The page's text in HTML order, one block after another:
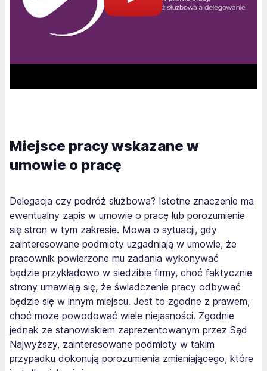
Miejsce pracy wskazane w
umowie o pracę
Delegacja czy podróż służbowa? Istotne znaczenie ma
ewentualny zapis w umowie o pracę lub porozumienie
się stron w tym zakresie. Mowa o sytuacji, gdy
zainteresowane podmioty uzgadniają w umowie, że
pracownik powierzone mu zadania wykonywać
będzie przykładowo w siedzibie firmy, choć faktycznie
strony umawiają się, że świadczenie pracy odbywać
będzie się w innym miejscu. Jest to zgodne z prawem,
choć może powodować wiele niejasności. Zgodnie
jednak ze stanowiskiem zaprezentowanym przez Sąd
Najwyższy, zainteresowane podmioty w takim
przypadku dokonują porozumienia zmieniającego, które